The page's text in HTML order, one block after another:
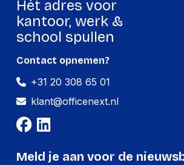
Hét adres voor
kantoor, werk &
school spullen
Contact opnemen?
+31 20 308 65 01
klant@officenext.nl
Meld je aan voor de